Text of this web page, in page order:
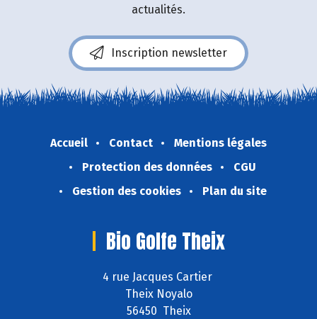
actualités.
Inscription newsletter
Accueil Contact
Mentions légales
Protection des données
CGU
Gestion des cookies
Plan du site
Bio Golfe Theix
4 rue Jacques Cartier
Theix Noyalo
56450 Theix